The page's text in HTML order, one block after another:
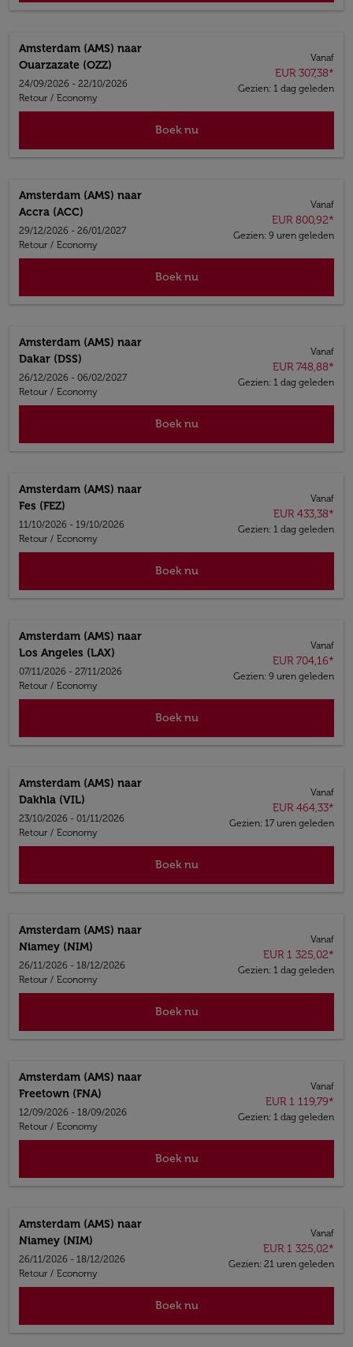
Amsterdam (AMS) naar
Ouarzazate (OZZ)
24/09/2026 - 22/10/2026
Retour / Economy
Vanaf
EUR 307,38*
Gezien: 1 dag geleden
Boek nu
Amsterdam (AMS) naar
Accra (ACC)
29/12/2026 - 26/01/2027
Retour / Economy
Vanaf
EUR 800,92*
Gezien: 9 uren geleden
Boek nu
Amsterdam (AMS) naar
Dakar (DSS)
26/12/2026 - 06/02/2027
Retour / Economy
Vanaf
EUR 748,88*
Gezien: 1 dag geleden
Boek nu
Amsterdam (AMS) naar
Fes (FEZ)
11/10/2026 - 19/10/2026
Retour / Economy
Vanaf
EUR 433,38*
Gezien: 1 dag geleden
Boek nu
Amsterdam (AMS) naar
Los Angeles (LAX)
07/11/2026 - 27/11/2026
Retour / Economy
Vanaf
EUR 704,16*
Gezien: 9 uren geleden
Boek nu
Amsterdam (AMS) naar
Dakhla (VIL)
23/10/2026 - 01/11/2026
Retour / Economy
Vanaf
EUR 464,33*
Gezien: 17 uren geleden
Boek nu
Amsterdam (AMS) naar
Niamey (NIM)
26/11/2026 - 18/12/2026
Retour / Economy
Vanaf
EUR 1 325,02*
Gezien: 1 dag geleden
Boek nu
Amsterdam (AMS) naar
Freetown (FNA)
12/09/2026 - 18/09/2026
Retour / Economy
Vanaf
EUR 1 119,79*
Gezien: 1 dag geleden
Boek nu
Amsterdam (AMS) naar
Niamey (NIM)
26/11/2026 - 18/12/2026
Retour / Economy
Vanaf
EUR 1 325,02*
Gezien: 21 uren geleden
Boek nu